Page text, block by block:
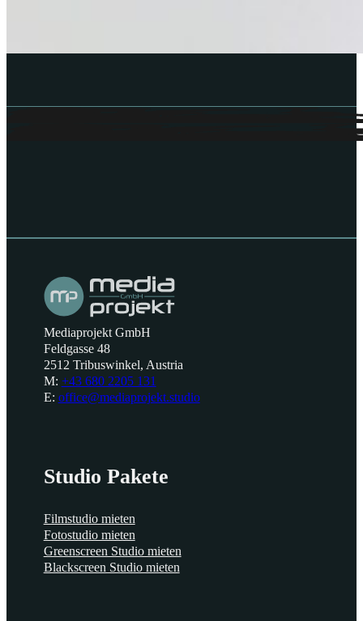
Mediaprojekt GmbH
Feldgasse 48
2512 Tribuswinkel, Austria
M: +43 680 2205 131
E: office@mediaprojekt.studio
Studio Pakete
Filmstudio mieten
Fotostudio mieten
Greenscreen Studio mieten
Blackscreen Studio mieten